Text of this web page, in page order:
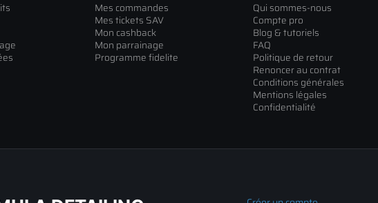
Mes commandes
Mes tickets SAV
Mon cashback
Mon parrainage
Programme fidelite
Qui sommes-nous
Compte pro
Blog & tutoriels
FAQ
Politique de retour
Renoncer au contrat
Conditions générales
Mentions légales
Confidentialité